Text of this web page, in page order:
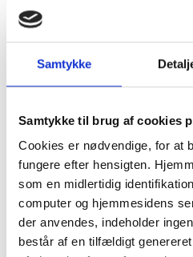
Samtykke
Samtykke til brug af cookies
Cookies er nødvendige, for at
fungere efter hensigten.
som en midlertidig
computer og hjemmesidens
der anvendes, indeholder
består af en tilfældigt
Alligevel investerer ATP i
konflikter, hvor FN og
ATP har eksempelvis
milliardbeløb i Terma,
forsvarsvirksomhed, som
israelske F-35-kampfly, der
bombardementerne af Gaza,